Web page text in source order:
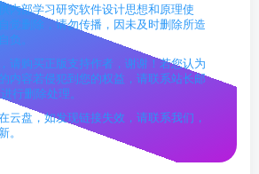
内部学习研究软件设计思想和原理使
觉删除，请勿传播，因未及时删除所造
负。
请购买正版支持作者，谢谢！若您认为
内容若侵犯到您的权益，请联系站长邮
行删除处理。
云盘，如发现链接失效，请联系我们，